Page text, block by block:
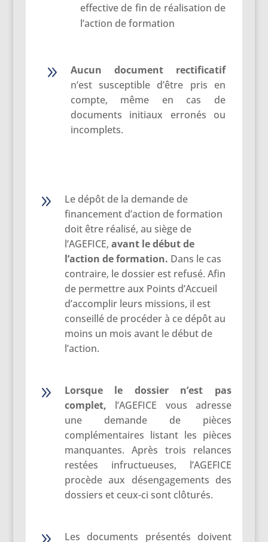
effective de fin de réalisation de
l’action de formation
9
Aucun document rectificatif
n’est susceptible d’être pris en
compte, même en cas de
documents initiaux erronés ou
incomplets.
9
Le dépôt de la demande de
financement d’action de formation
doit être réalisé, au siège de
l’AGEFICE, avant ledébutde
l’action deformation. Dans le cas
contraire, le dossier est refusé. Afin
de permettre aux Points d’Accueil
d’accomplir leurs missions, il est
conseillé de procéder à ce dépôt au
moins un mois avant le début de
l’action.
9
Lorsque le dossier n’est pas
complet, l’AGEFICE vous adresse
une demande de pièces
complémentaires listant les pièces
manquantes. Après trois relances
restées infructueuses, l’AGEFICE
procède aux désengagements des
dossiers et ceux-ci sont clôturés.
Les documents présentés doivent